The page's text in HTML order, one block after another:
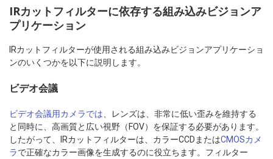
IRカットフィルターに依存する組み込みビジョンア
プリケーション
IRカットフィルターが使用される組み込みビジョンアプリケーショ
ンのいくつかを以下に説明します。
ビデオ会議
ビデオ会議用カメラでは 、レンズは、非常に低い歪みを維持する
と同時に、高画質と広い視野（FOV）を保証する必要があります。
したがって、IRカットフィルターは、カラーCCDまたはCMOSカメ
ラで正確なカラー画像を生成するのに役立ちます。フィルター